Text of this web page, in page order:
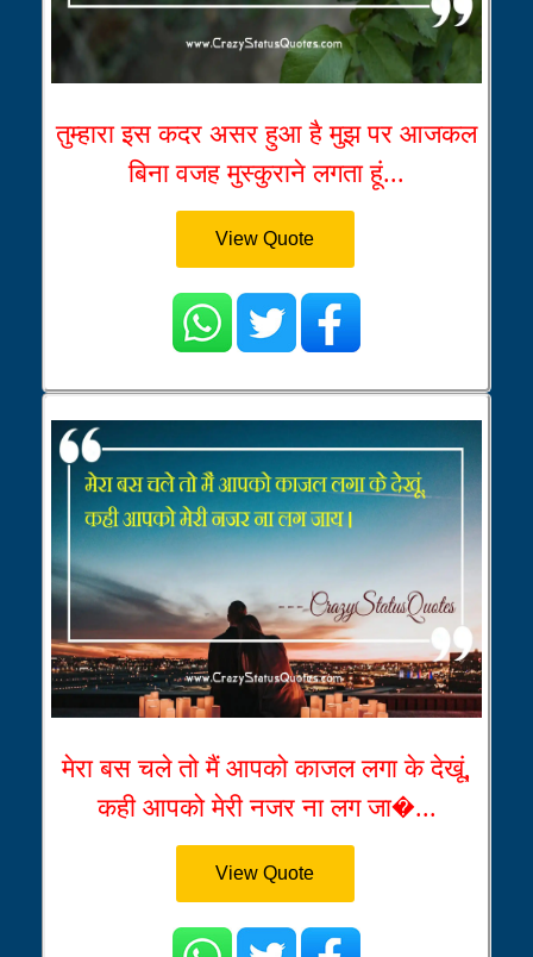
तुम्हारा इस कदर असर हुआ है मुझ पर आजकल
बिना वजह मुस्कुराने लगता हूं...
View Quote
मेरा बस चले तो मैं आपको काजल लगा के देखूं,
कही आपको मेरी नजर ना लग जा�...
View Quote